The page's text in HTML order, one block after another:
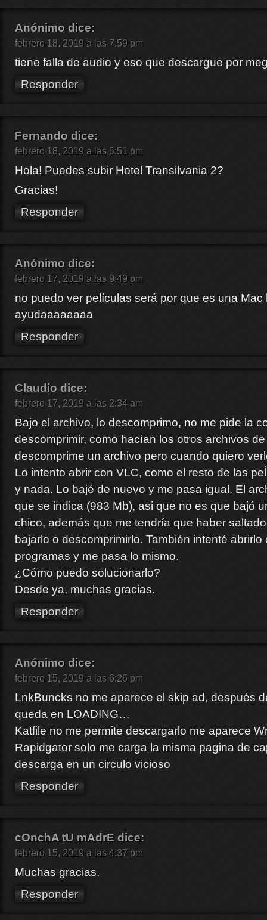
Anónimo dice:
febrero 18, 2019 a las 7:59 pm
tiene falla de audio y eso que descargue por
Responder
Fernando dice:
febrero 18, 2019 a las 6:51 pm
Hola! Puedes subir Hotel Transilvania 2?
Gracias!
Responder
Anónimo dice:
febrero 17, 2019 a las 9:49 pm
no puedo ver películas será por que es una Mac
ayudaaaaaaaa
Responder
Claudio dice:
febrero 17, 2019 a las 2:34 am
Bajo el archivo, lo descomprimo, no me pide la
descomprimir, como hacían los otros archivos
descomprime un archivo pero cuando quiero
Lo intento abrir con VLC, como el resto de las
y nada. Lo bajé de nuevo y me pasa igual. El
que se indica (983 Mb), asi que no es que bajó
chico, además que me tendría que haber
bajarlo o descomprimirlo. También intenté abrirlo
programas y me pasa lo mismo.
¿Cómo puedo solucionarlo?
Desde ya, muchas gracias.
Responder
Anónimo dice:
febrero 15, 2019 a las 6:26 pm
LnkBuncks no me aparece el skip ad, después
queda en LOADING…
Katfile no me permite descargarlo me aparece
Rapidgator solo me carga la misma pagina de
descarga en un circulo vicioso
Responder
cOnchA tU mAdrE dice:
febrero 15, 2019 a las 4:37 pm
Muchas gracias.
Responder